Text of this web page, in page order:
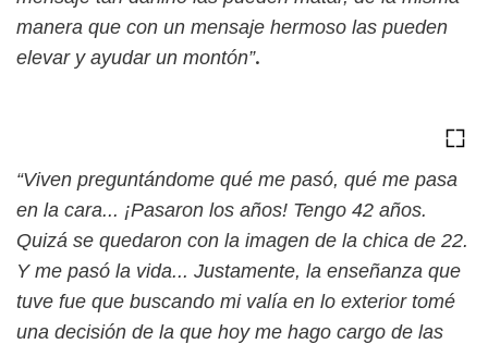
manera que con un mensaje hermoso las pueden
elevar y ayudar un montón”.
“Viven preguntándome qué me pasó, qué me pasa
en la cara... ¡Pasaron los años! Tengo 42 años.
Quizá se quedaron con la imagen de la chica de 22.
Y me pasó la vida... Justamente, la enseñanza que
tuve fue que buscando mi valía en lo exterior tomé
una decisión de la que hoy me hago cargo de las